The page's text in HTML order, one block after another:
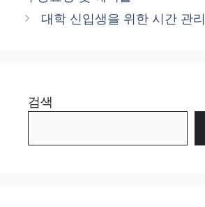
대학 신입생을 위한 시간 관리
검색